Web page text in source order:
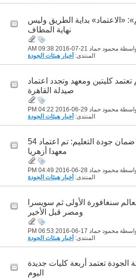
«الاعتماد» بداية الطريق وليس
نهاية المطاف
محمود حماد 21-07-2016
09:38 AM
المنتدى: أخبار هيئات الجودة
تعتمد كليتين ومعهد وتجدد اعتماد
صيدلة القاهرة
محمود حماد 29-06-2016
04:22 PM
المنتدى: أخبار هيئات الجودة
رئيس هيئة ضمان جودة التعليم: تم اعتماد 54
معهدا أزهريا
محمود حماد 28-06-2016
04:49 PM
المنتدى: أخبار هيئات الجودة
سنغافورة الأولى ثم سويسرا
ومصر قبل الأخير
محمود حماد 17-06-2016
06:53 PM
المنتدى: أخبار هيئات الجودة
الجودة تعتمد أربعة كليات جديدة
اليوم